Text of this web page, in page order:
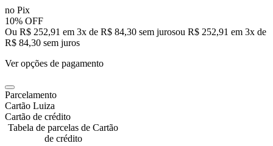
no Pix
10% OFF
Ou R$ 252,91 em 3x de R$ 84,30 sem jurosou R$ 252,91 em 3x de
R$ 84,30 sem juros
Ver opções de pagamento
Parcelamento
Cartão Luiza
Cartão de crédito
Tabela de parcelas de Cartão
de crédito